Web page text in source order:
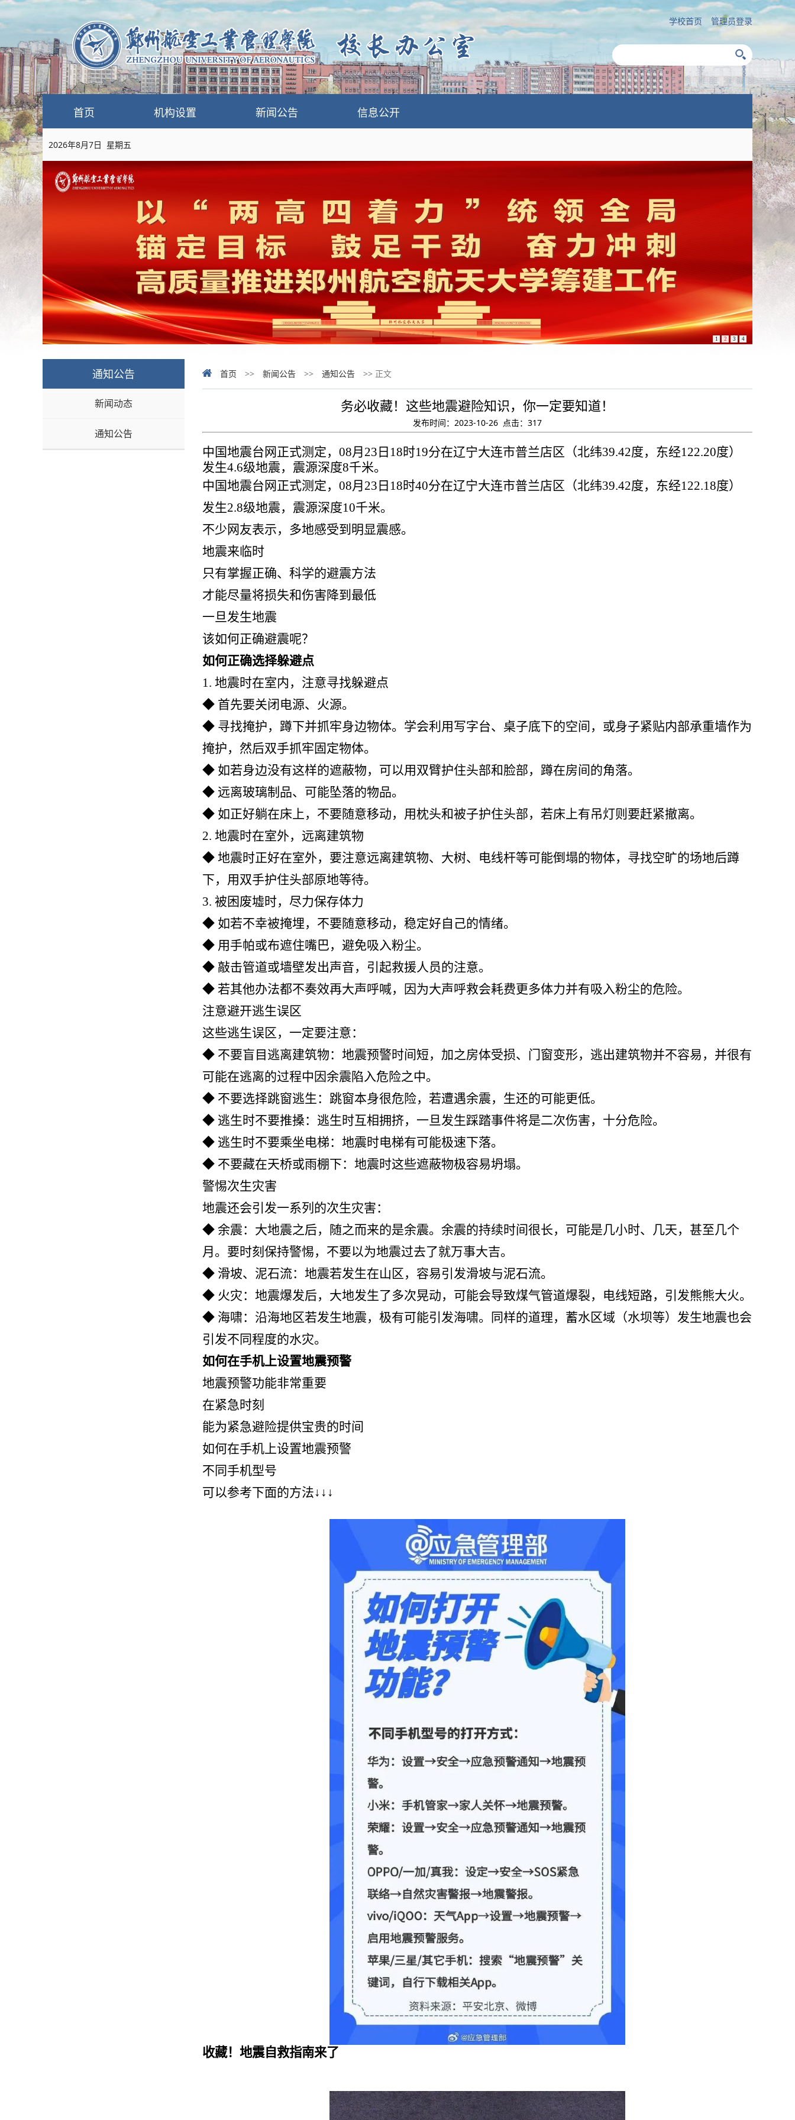
管理员登录
学校首页
首页 机构设置 新闻公告 信息公开
2026年8月7日 星期五
1 2 3 4
通知公告
新闻动态
通知公告
首页 >> 新闻公告 >> 通知公告 >> 正文
务必收藏！这些地震避险知识，你一定要知道！
发布时间：2023-10-26 点击： 317
中国地震台网正式测定， 08月 23 日 18时19分在辽宁大连市普兰店区（北纬39.42度，东经122.20度）
发生4.6级地震，震源深度8千米。
中国地震台网正式测定， 08月 23 日 18时40分在辽宁大连市普兰店区（北纬39.42度，东经122.18度）
发生2.8级地震，震源深度10千米。
不少网友表示，多地感受到明显震感。
地震来临时
只有掌握正确、科学的避震方法
才能尽量将损失和伤害降到最低
一旦发生地震
该如何正确避震呢？
如何正确选择躲避点
1. 地震时在室内，注意寻找躲避点
◆ 首先要关闭电源、火源。
◆ 寻找掩护，蹲下并抓牢身边物体。学会利用写字台、桌子底下的空间，或身子紧贴内部承重墙作为
掩护，然后双手抓牢固定物体。
◆ 如若身边没有这样的遮蔽物，可以用双臂护住头部和脸部，蹲在房间的角落。
◆ 远离玻璃制品、可能坠落的物品。
◆ 如正好躺在床上，不要随意移动，用枕头和被子护住头部，若床上有吊灯则要赶紧撤离。
2. 地震时在室外，远离建筑物
◆ 地震时正好在室外，要注意远离建筑物、大树、电线杆等可能倒塌的物体，寻找空旷的场地后蹲
下，用双手护住头部原地等待。
3. 被困废墟时，尽力保存体力
◆ 如若不幸被掩埋，不要随意移动，稳定好自己的情绪。
◆ 用手帕或布遮住嘴巴，避免吸入粉尘。
◆ 敲击管道或墙壁发出声音，引起救援人员的注意。
◆ 若其他办法都不奏效再大声呼喊，因为大声呼救会耗费更多体力并有吸入粉尘的危险。
注意避开逃生误区
这些逃生误区，一定要注意：
◆ 不要盲目逃离建筑物：地震预警时间短，加之房体受损、门窗变形，逃出建筑物并不容易，并很有
可能在逃离的过程中因余震陷入危险之中。
◆ 不要选择跳窗逃生：跳窗本身很危险，若遭遇余震，生还的可能更低。
◆ 逃生时不要推搡：逃生时互相拥挤，一旦发生踩踏事件将是二次伤害，十分危险。
◆ 逃生时不要乘坐电梯：地震时电梯有可能极速下落。
◆ 不要藏在天桥或雨棚下：地震时这些遮蔽物极容易坍塌。
警惕次生灾害
地震还会引发一系列的次生灾害：
◆ 余震：大地震之后，随之而来的是余震。余震的持续时间很长，可能是几小时、几天，甚至几个
月。要时刻保持警惕，不要以为地震过去了就万事大吉。
◆ 滑坡、泥石流：地震若发生在山区，容易引发滑坡与泥石流。
◆ 火灾：地震爆发后，大地发生了多次晃动，可能会导致煤气管道爆裂，电线短路，引发熊熊大火。
◆ 海啸：沿海地区若发生地震，极有可能引发海啸。同样的道理，蓄水区域（水坝等）发生地震也会
引发不同程度的水灾。
如何在手机上设置地震预警
地震预警功能非常重要
在紧急时刻
能为紧急避险提供宝贵的时间
如何在手机上设置地震预警
不同手机型号
可以参考下面的方法↓↓↓
收藏！地震自救指南来了